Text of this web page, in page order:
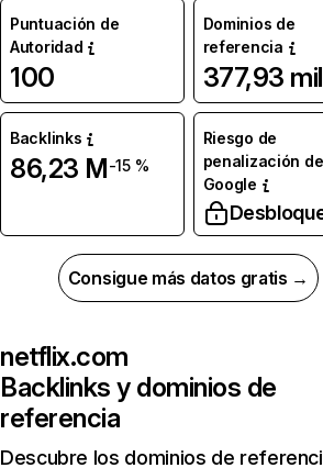
Puntuación de
Autoridad
100
Dominios de
referencia
377,93 mil
Backlinks
86,23 M-15 %
Riesgo de
penalización de
Google
Consigue más datos gratis →
netflix.com
Backlinks y dominios de
referencia
Descubre los dominios de